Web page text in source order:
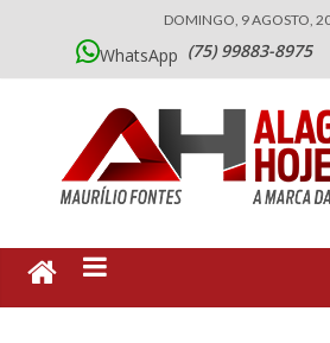
DOMINGO, 9 AGOSTO,
WhatsApp (75) 99883-8975